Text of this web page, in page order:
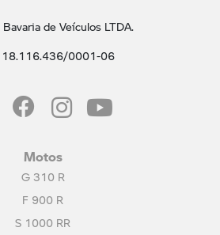
de Veículos LTDA.
18.116.436/0001-06
Motos
G 310 R
F 900 R
S 1000 RR